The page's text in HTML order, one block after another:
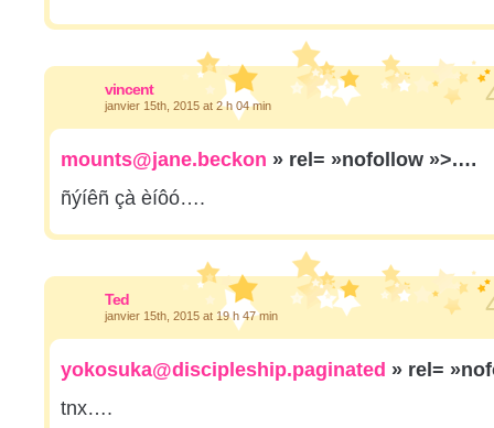
vincent
janvier 15th, 2015 at 2 h 04 min
mounts@jane.beckon » rel= »nofollow »>.…
ñýíêñ çà èíôó….
Ted
janvier 15th, 2015 at 19 h 47 min
yokosuka@discipleship.paginated » rel=
tnx….